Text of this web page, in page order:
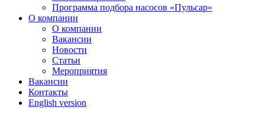
Программа подбора насосов «Пульсар»
О компании
О компании
Вакансии
Новости
Статьи
Мероприятия
Вакансии
Контакты
English version